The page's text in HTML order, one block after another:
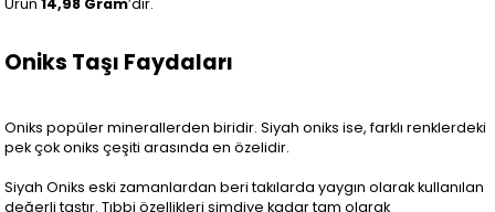
Ürün14,98 Gram’dır.
Oniks Taşı Faydaları
Oniks popüler minerallerden biridir. Siyah oniks ise, farklı renklerdeki
pek çok oniks çeşiti arasında en özelidir.
Siyah Oniks eski zamanlardan beri takılarda yaygın olarak kullanılan
değerli taştır. Tıbbi özellikleri şimdiye kadar tam olarak